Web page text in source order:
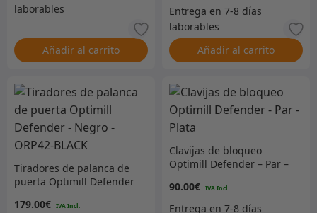
Añadir al carrito Añadir al carrito
Tiradores de palanca de
puerta Optimill Defender
179.00€
Clavijas de bloqueo
Optimill Defender – Par –
90.00€